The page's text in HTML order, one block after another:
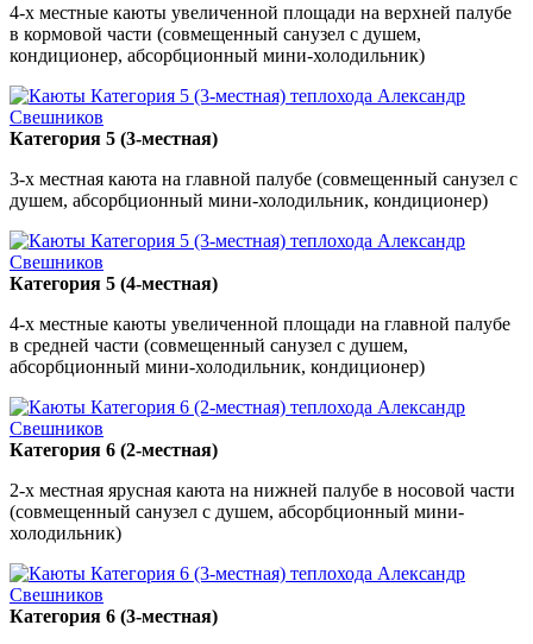
4-х местные каюты увеличенной площади на верхней палубе
в кормовой части (совмещенный санузел с душем,
кондиционер, абсорбционный мини-холодильник)
Категория 5 (3-местная)
3-х местная каюта на главной палубе (совмещенный санузел с
душем, абсорбционный мини-холодильник, кондиционер)
Категория 5 (4-местная)
4-х местные каюты увеличенной площади на главной палубе
в средней части (совмещенный санузел с душем,
абсорбционный мини-холодильник, кондиционер)
Категория 6 (2-местная)
2-х местная ярусная каюта на нижней палубе в носовой части
(совмещенный санузел с душем, абсорбционный мини-
холодильник)
Категория 6 (3-местная)